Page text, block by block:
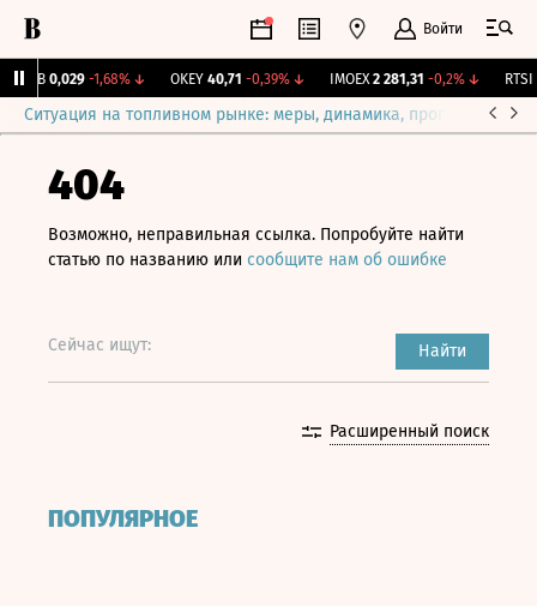
Войти
0,029 -1,68%↓ OKEY 40,71 -0,39%↓ IMOEX 2 281,31 -0,2%↓ RTSI
Ситуация на топливном рынке: меры, динамика, прогнозы
404
Возможно, неправильная ссылка. Попробуйте найти
статью по названию или сообщите нам об ошибке
Сейчас ищут: Найти
Расширенный поиск
ПОПУЛЯРНОЕ